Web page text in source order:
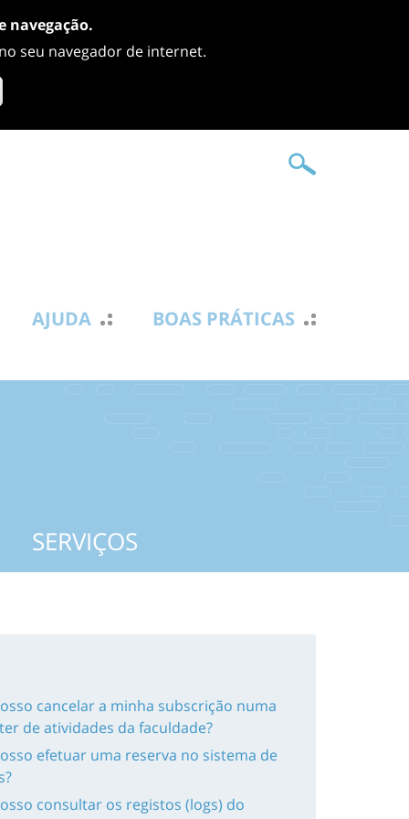
navegação.
seu navegador de internet.
AJUDA BOAS PRÁTICAS
SERVIÇOS
cancelar a minha subscrição numa
de atividades da faculdade?
efetuar uma reserva no sistema de
consultar os registos (logs) do